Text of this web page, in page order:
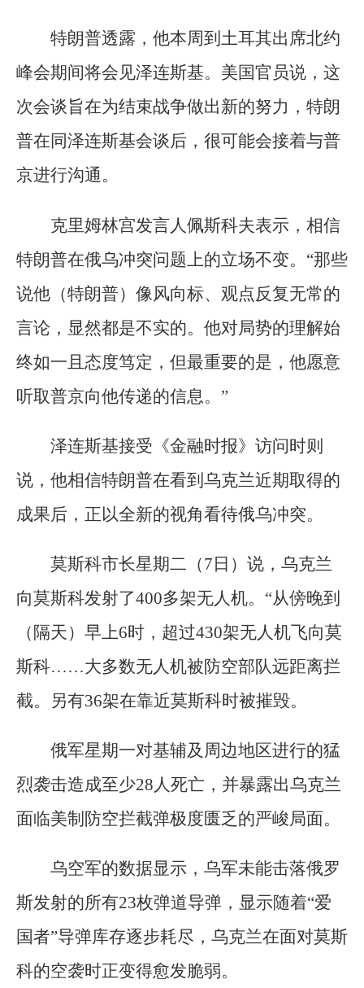
特朗普透露，他本周到土耳其出席北约
峰会期间将会见泽连斯基。美国官员说，这
次会谈旨在为结束战争做出新的努力，特朗
普在同泽连斯基会谈后，很可能会接着与普
京进行沟通。
克里姆林宫发言人佩斯科夫表示，相信
特朗普在俄乌冲突问题上的立场不变。“那些
说他（特朗普）像风向标、观点反复无常的
言论，显然都是不实的。他对局势的理解始
终如一且态度笃定，但最重要的是，他愿意
听取普京向他传递的信息。”
泽连斯基接受《金融时报》访问时则
说，他相信特朗普在看到乌克兰近期取得的
成果后，正以全新的视角看待俄乌冲突。
莫斯科市长星期二（7日）说，乌克兰
向莫斯科发射了400多架无人机。“从傍晚到
（隔天）早上6时，超过430架无人机飞向莫
斯科……大多数无人机被防空部队远距离拦
截。另有36架在靠近莫斯科时被摧毁。
俄军星期一对基辅及周边地区进行的猛
烈袭击造成至少28人死亡，并暴露出乌克兰
面临美制防空拦截弹极度匮乏的严峻局面。
乌空军的数据显示，乌军未能击落俄罗
斯发射的所有23枚弹道导弹，显示随着“爱
国者”导弹库存逐步耗尽，乌克兰在面对莫斯
科的空袭时正变得愈发脆弱。